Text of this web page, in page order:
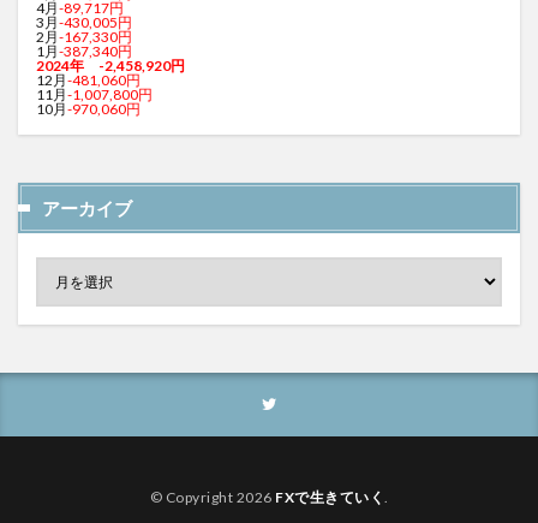
4月-89,717円
3月-430,005円
2月-167,330円
1月-387,340円
2024年 -2,458,920円
12月-481,060円
11月-1,007,800円
10月-970,060円
アーカイブ
© Copyright 2026 FXで生きていく .